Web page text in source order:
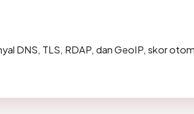
DNS, TLS, RDAP, dan GeoIP, skor